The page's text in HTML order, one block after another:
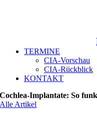
TERMINE
CIA-Vorschau
CIA-Rückblick
KONTAKT
Cochlea-Implantate: So
Alle Artikel